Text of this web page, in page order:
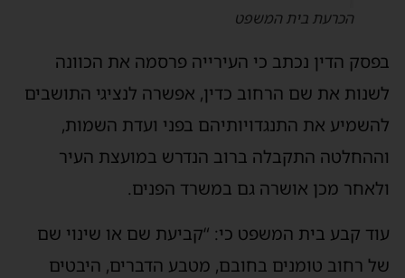
הכרעת בית המשפט
הדין נכתב כי העירייה פרסמה את הכוונה
את שם הרחוב כדין, אפשרה לנציגי התושבים
את התנגדויותיהם בפני ועדת השמות,
התקבלה ברוב הנדרש במועצת העיר
מכן אושרה גם במשרד הפנים.
קבע בית המשפט כי: “קביעת שם או שינוי שם
רחוב טומנים בחובם, מטבע הדברים, היבטים